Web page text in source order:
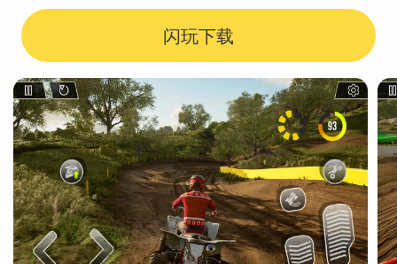
闪玩下载